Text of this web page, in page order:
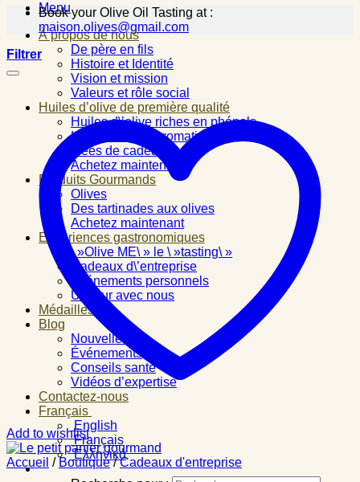
Menu
À propos de nous
De père en fils
Histoire et Identité
Vision et mission
Valeurs et rôle social
Huiles d’olive de première qualité
Huiles d\’olive riches en phénols
Huiles d\’olive aromatisées
Idées de cadeau
Achetez maintenant
Produits Gourmands
Olives
Des tartinades aux olives
Achetez maintenant
Expériences gastronomiques
\ »Olive ME\ » le \ »tasting\ »
Cadeaux d\’entreprise
Événements personnels
Un jour avec nous
Médailles
Blog
Nouvelles
Événements
Conseils santé
Vidéos d’expertise
Contactez-nous
Français
English
Français
Ελληνικά
Book your Olive Oil Tasting at :
maison.olives@gmail.com
Filtrer
Add to wishlist
Accueil / Boutique / Cadeaux d'entreprise